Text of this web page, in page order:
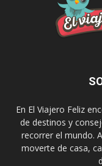
En El Viajero Feliz
de destinos y
recorrer el mundo.
moverte de casa,